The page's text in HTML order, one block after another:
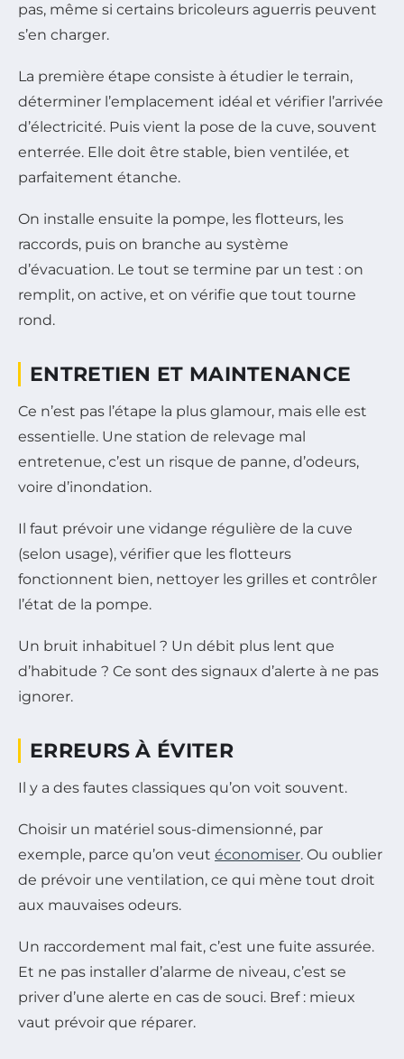
pas, même si certains bricoleurs aguerris peuvent
s’en charger.
La première étape consiste à étudier le terrain,
déterminer l’emplacement idéal et vérifier l’arrivée
d’électricité. Puis vient la pose de la cuve, souvent
enterrée. Elle doit être stable, bien ventilée, et
parfaitement étanche.
On installe ensuite la pompe, les flotteurs, les
raccords, puis on branche au système
d’évacuation. Le tout se termine par un test : on
remplit, on active, et on vérifie que tout tourne
rond.
ENTRETIEN ET MAINTENANCE
Ce n’est pas l’étape la plus glamour, mais elle est
essentielle. Une station de relevage mal
entretenue, c’est un risque de panne, d’odeurs,
voire d’inondation.
Il faut prévoir une vidange régulière de la cuve
(selon usage), vérifier que les flotteurs
fonctionnent bien, nettoyer les grilles et contrôler
l’état de la pompe.
Un bruit inhabituel ? Un débit plus lent que
d’habitude ? Ce sont des signaux d’alerte à ne pas
ignorer.
ERREURS À ÉVITER
Il y a des fautes classiques qu’on voit souvent.
Choisir un matériel sous-dimensionné, par
exemple, parce qu’on veut économiser. Ou oublier
de prévoir une ventilation, ce qui mène tout droit
aux mauvaises odeurs.
Un raccordement mal fait, c’est une fuite assurée.
Et ne pas installer d’alarme de niveau, c’est se
priver d’une alerte en cas de souci. Bref : mieux
vaut prévoir que réparer.